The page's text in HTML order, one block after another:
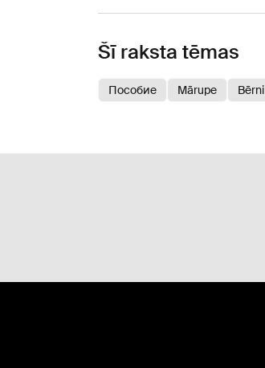
Šī raksta tēmas
Пособие Mārupe Bērni